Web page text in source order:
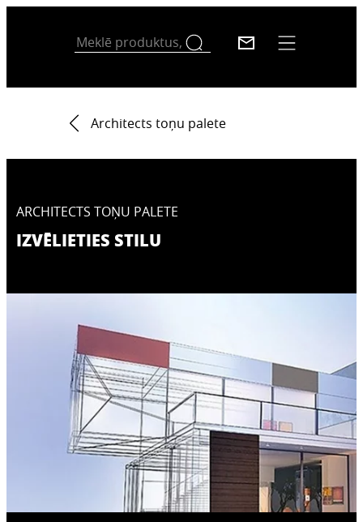
Architects toņu palete
ARCHITECTS TOŅU PALETE
IZVĒLIETIES STILU